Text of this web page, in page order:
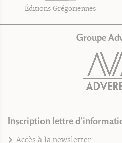
Éditions Grégoriennes
Groupe
Inscription lettre
Accès à la newsletter